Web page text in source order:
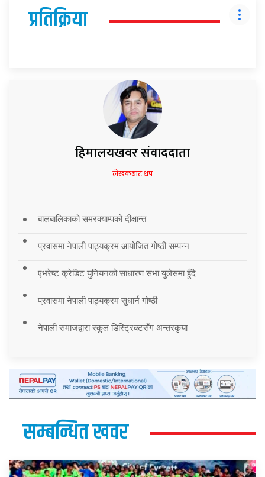
प्रतिक्रिया
हिमालयखवर संवाददाता
लेखकबाट थप
बालबालिकाको समरक्याम्पको दीक्षान्त
प्रवासमा नेपाली पाठ्यक्रम आयोजित गोष्ठी सम्पन्न
एभरेष्ट क्रेडिट युनियनको साधारण सभा युलेसमा हुँदै
प्रवासमा नेपाली पाठ्यक्रम सुधार्न गोष्ठी
नेपाली समाजद्वारा स्कुल डिस्ट्रिक्टसँग अन्तरकृया
सम्बन्धित खवर